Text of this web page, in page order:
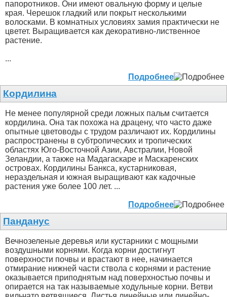
папоротников. Они имеют овальную форму и целые
края. Черешок гладкий или покрыт несколькими
волосками. В комнатных условиях замия практически не
цветет. Выращивается как декоративно-лиственное
растение.
...
Подробнее
Кордилина
Не менее популярной среди ложных пальм считается
кордилина. Она так похожа на драцену, что часто даже
опытные цветоводы с трудом различают их. Кордилины
распространены в субтропических и тропических
областях Юго-Восточной Азии, Австралии, Новой
Зеландии, а также на Мадагаскаре и Маскаренских
островах. Кордилины Банкса, кустарниковая,
нераздельная и южная выращивают как кадочные
растения уже более 100 лет. ...
Подробнее
Панданус
Вечнозеленые деревья или кустарники с мощными
воздушными корнями. Когда корни достигнут
поверхности почвы и врастают в нее, начинается
отмирание нижней части ствола с корнями и растение
оказывается приподнятым над поверхностью почвы и
опирается на так называемые ходульные корни. Ветви